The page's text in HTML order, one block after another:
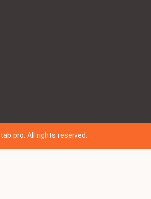
pro. All rights reserved.